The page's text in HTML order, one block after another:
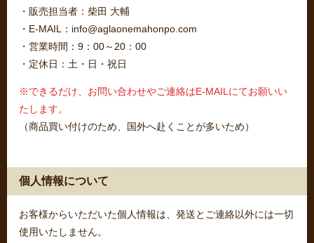
・販売担当者：柴田 大輔
・E-MAIL：info@aglaonemahonpo.com
・営業時間：9：00～20：00
・定休日：土・日・祝日
※できるだけ、お問い合わせやご連絡はE-MAILにてお願いい
たします。
（商品買い付けのため、国外へ赴くことが多いため）
個人情報について
お客様からいただいた個人情報は、発送とご連絡以外には一切
使用いたしません。